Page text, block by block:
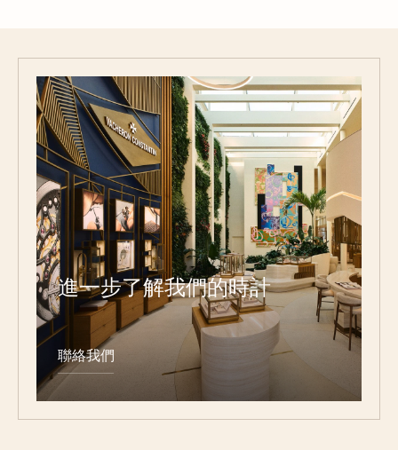
進一步了解我們的時計
聯絡我們